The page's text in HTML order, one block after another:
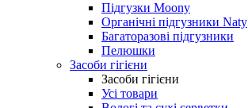
Підгузки Moony
Органічні підгузники Naty
Багаторазові підгузники
Пелюшки
Засоби гігієни
Засоби гігієни
Усі товари